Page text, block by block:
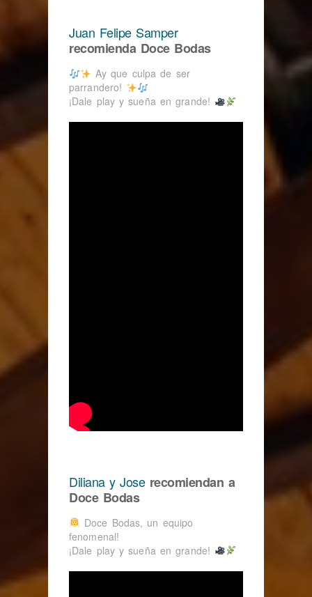
Juan Felipe Samper
recomienda Doce Bodas
Ay que culpa de ser
parrandero!
¡Dale play y sueña en grande!
Diliana y Joserecomiendan a
Doce Bodas
Doce Bodas, un equipo
fenomenal!
¡Dale play y sueña en grande!